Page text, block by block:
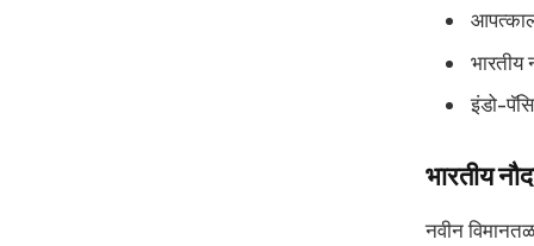
भारतीय
इंडो-
भारतीय
नवीन